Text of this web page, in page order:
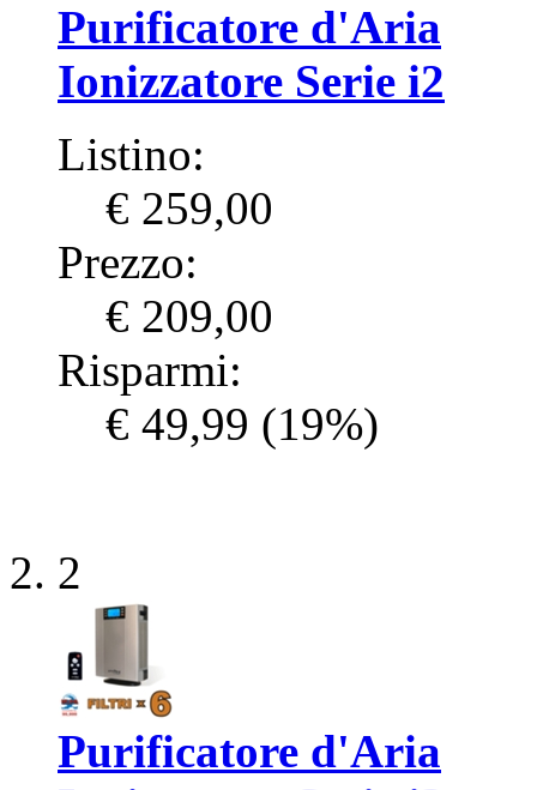
Purificatore d'Aria
Ionizzatore Serie i2
Listino:
€ 259,00
Prezzo:
€ 209,00
Risparmi:
€ 49,99 (19%)
2
Purificatore d'Aria